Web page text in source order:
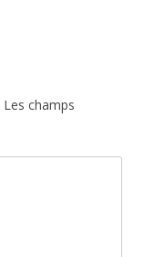
Les champs